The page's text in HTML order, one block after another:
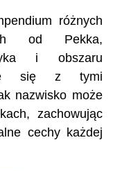
różnych
od Pekka,
i obszaru
się z tymi
nazwisko może
zachowując
cechy każdej